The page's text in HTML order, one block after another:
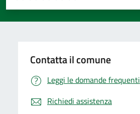
Valuta 5 stelle su 5
Valuta 4 stelle su 5
Valuta 3 stelle su 5
Valuta 2 stelle su 5
Valuta 1 stelle su 5
Contatta il comune
Leggi le domande frequenti
Richiedi assistenza